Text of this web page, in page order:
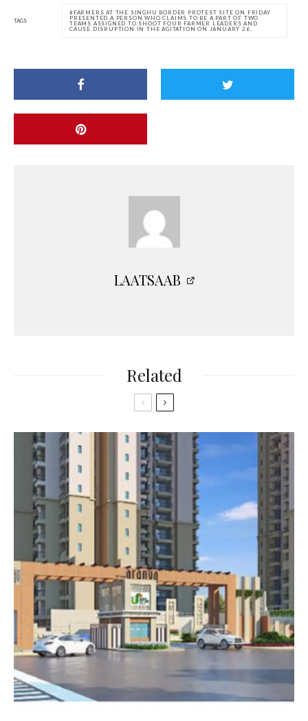
TAGS
FARMERS AT THE SINGHU BORDER PROTEST SITE ON FRIDAY
PRESENTED A PERSON WHO CLAIMS TO BE A PART OF TWO
TEAMS ASSIGNED TO SHOOT FOUR FARMER LEADERS AND
CAUSE DISRUPTION IN THE AGITATION ON JANUARY 26.
LAATSAAB
Related